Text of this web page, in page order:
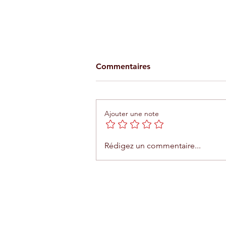
Téléphérique d'Agadir : une
expérience unique entre
Commentaires
Ajouter une note
Rédigez un commentaire...